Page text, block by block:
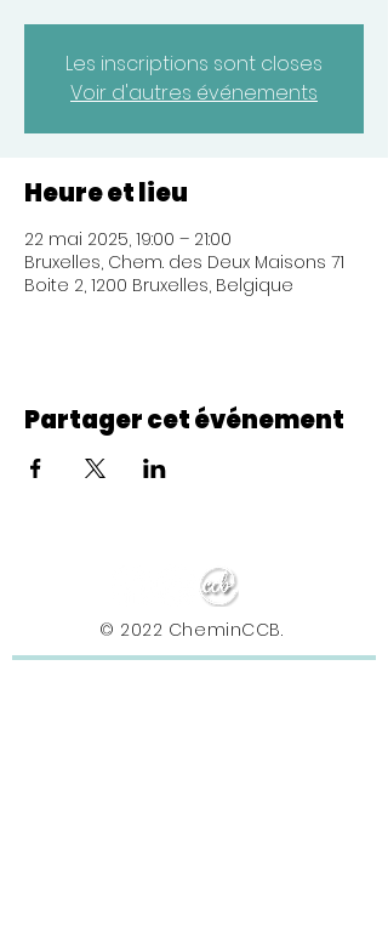
Les inscriptions sont closes
Voir d'autres événements
Heure et lieu
22 mai 2025, 19:00 – 21:00
Bruxelles, Chem. des Deux Maisons 71
Boite 2, 1200 Bruxelles, Belgique
Partager cet événement
© 2022 CheminCCB.